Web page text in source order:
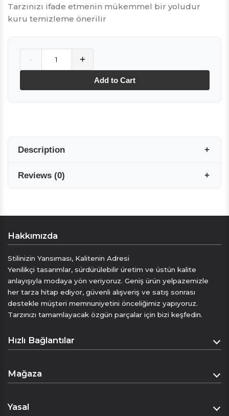
Tarzınızı ifade etmenin mükemmel bir yoludur
kuru temizleme önerilir
- +
Add to Cart
Description
Seven Arma %100 İpek erkek eşarbımız, saf
Genişlik: 22 cm.
dokusuyla her kıyafete renk ve lüks bir
dokunuş katkı sağlar , sizin için özel olarak
tasarlanmıştır
Tarzınızı ifade etmenin mükemmel bir yoludur
kuru temizleme önerilir
Reviews(0)
Reviews are coming soon!
Hakkımızda
Stilinizin Yansıması, Kalitenin Adresi
Yenilikçi tasarımlar, sürdürülebilir üretim ve üstün kalite
anlayışıyla modaya yön veriyoruz. Geniş ürün yelpazemizle
her tarza hitap ediyor, güvenli alışveriş ve satış sonrası
destekle müşteri memnuniyetini önceliğimiz yapıyoruz.
Tarzınızı tamamlayacak özgün parçalar için bizi keşfedin.
Hızlı Bağlantılar
Hakkımızda
Mağaza
Yasal